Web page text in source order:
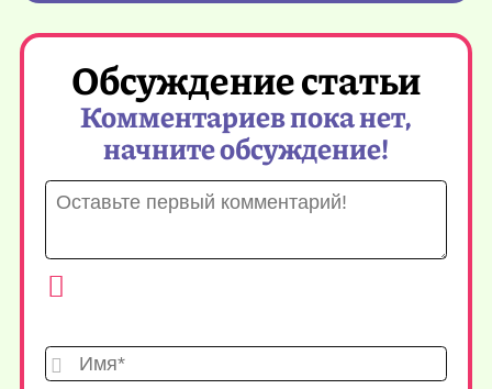
Обсуждение статьи
Комментариев пока нет,
начните обсуждение!
Имя*